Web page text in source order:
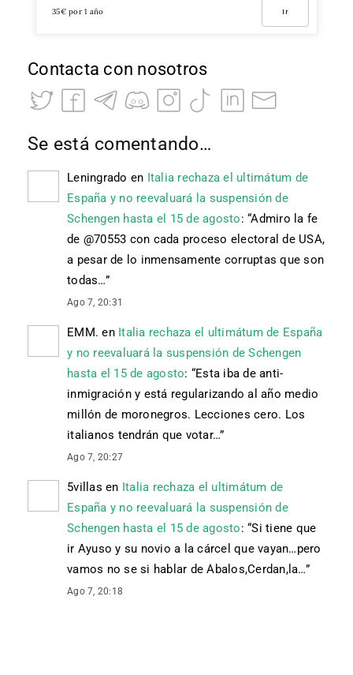
35€ por 1 año Ir
Contacta con nosotros
Se está comentando…
Leningrado en Italia rechaza el ultimátum de
España y no reevaluará la suspensión de
Schengen hasta el 15 de agosto: “Admiro la fe
de @70553 con cada proceso electoral de USA,
a pesar de lo inmensamente corruptas que son
todas…”
Ago 7, 20:31
EMM. en Italia rechaza el ultimátum de España
y no reevaluará la suspensión de Schengen
hasta el 15 de agosto: “Esta iba de anti-
inmigración y está regularizando al año medio
millón de moronegros. Lecciones cero. Los
italianos tendrán que votar…”
Ago 7, 20:27
5villas en Italia rechaza el ultimátum de
España y no reevaluará la suspensión de
Schengen hasta el 15 de agosto: “Si tiene que
ir Ayuso y su novio a la cárcel que vayan…pero
vamos no se si hablar de Abalos,Cerdan,la…”
Ago 7, 20:18